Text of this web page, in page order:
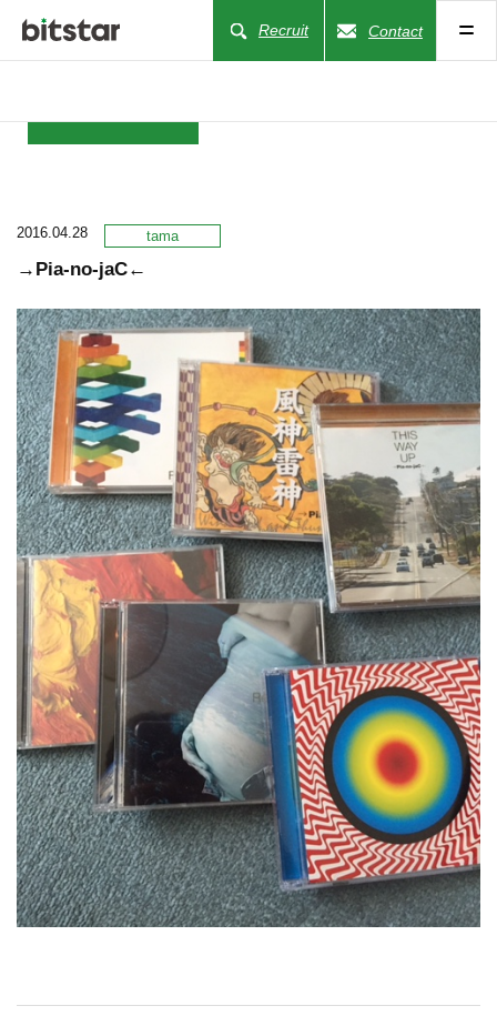
Recruit Contact
COMPANY
BUSINESS
WORKS
ACTION
RECRUIT
STAFF BLOG
CONTACT US
サイトマップ
約款
情報セキュリティ
プライバシーポリシー
2016.04.28 tama
→Pia-no-jaC←